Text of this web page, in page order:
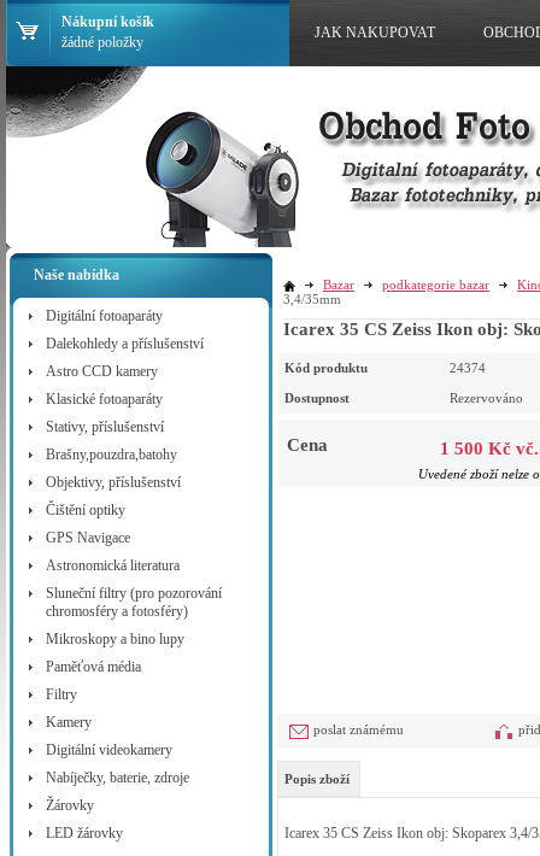
Naše nabídka
Digitální fotoaparáty
Dalekohledy a příslušenství
Astro CCD kamery
Klasické fotoaparáty
Stativy, příslušenství
Brašny,pouzdra,batohy
Objektivy, příslušenství
Čištění optiky
GPS Navigace
Astronomická literatura
Sluneční filtry (pro pozorování
chromosféry a fotosféry)
Mikroskopy a bino lupy
Paměťová média
Filtry
Kamery
Digitální videokamery
Nabíječky, baterie, zdroje
Žárovky
LED žárovky
Bazar podkategorie bazar
3,4/35mm
Icarex 35 CS Zeiss Ikon obj:
Kód produktu 24374
Dostupnost Rezervováno
Cena 1 500 Kč
Uvedené zboží nelze
poslat známému
Popis zboží
Icarex 35 CS Zeiss Ikon obj: Skoparex 3,4/
Nákupní košík
žádné položky
JAK NAKUPOVAT